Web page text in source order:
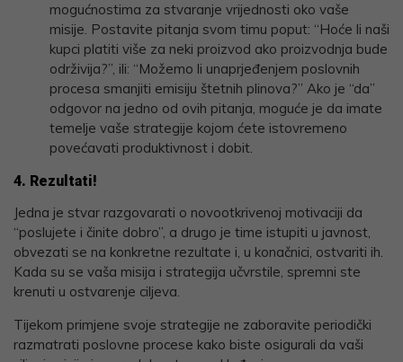
mogućnostima za stvaranje vrijednosti oko vaše
misije. Postavite pitanja svom timu poput: “Hoće li naši
kupci platiti više za neki proizvod ako proizvodnja bude
održivija?”, ili: “Možemo li unaprjeđenjem poslovnih
procesa smanjiti emisiju štetnih plinova?” Ako je “da”
odgovor na jedno od ovih pitanja, moguće je da imate
temelje vaše strategije kojom ćete istovremeno
povećavati produktivnost i dobit.
4. Rezultati!
Jedna je stvar razgovarati o novootkrivenoj motivaciji da
“poslujete i činite dobro”, a drugo je time istupiti u javnost,
obvezati se na konkretne rezultate i, u konačnici, ostvariti ih.
Kada su se vaša misija i strategija učvrstile, spremni ste
krenuti u ostvarenje ciljeva.
Tijekom primjene svoje strategije ne zaboravite periodički
razmatrati poslovne procese kako biste osigurali da vaši